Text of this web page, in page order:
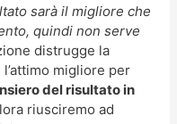
sarà il migliore che
quindi non serve
distrugge la
migliore per
del risultato in
riusciremo ad